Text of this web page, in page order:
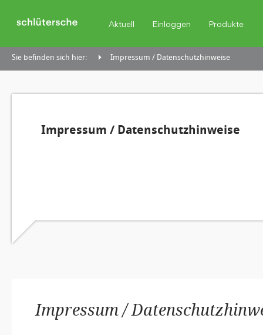
Aktuell Einloggen Produkte
Sie befinden sich hier: Impressum / Datenschutzhinweise
Impressum / Datenschutzhinweise
Impressum /